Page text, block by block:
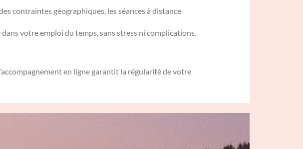
contraintes géographiques, les séances à distance
votre emploi du temps, sans stress ni complications.
en ligne garantit la régularité de votre